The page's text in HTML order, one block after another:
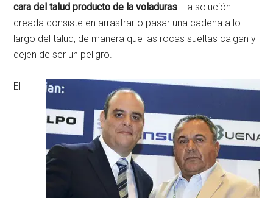
cara del talud producto de la voladuras. La solución
creada consiste en arrastrar o pasar una cadena a lo
largo del talud, de manera que las rocas sueltas caigan y
dejen de ser un peligro.
El